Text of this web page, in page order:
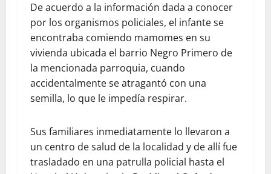
De acuerdo a la información dada a conocer
por los organismos policiales, el infante se
encontraba comiendo mamomes en su
vivienda ubicada el barrio Negro Primero de
la mencionada parroquia, cuando
accidentalmente se atragantó con una
semilla, lo que le impedía respirar.
Sus familiares inmediatamente lo llevaron a
un centro de salud de la localidad y de allí fue
trasladado en una patrulla policial hasta el